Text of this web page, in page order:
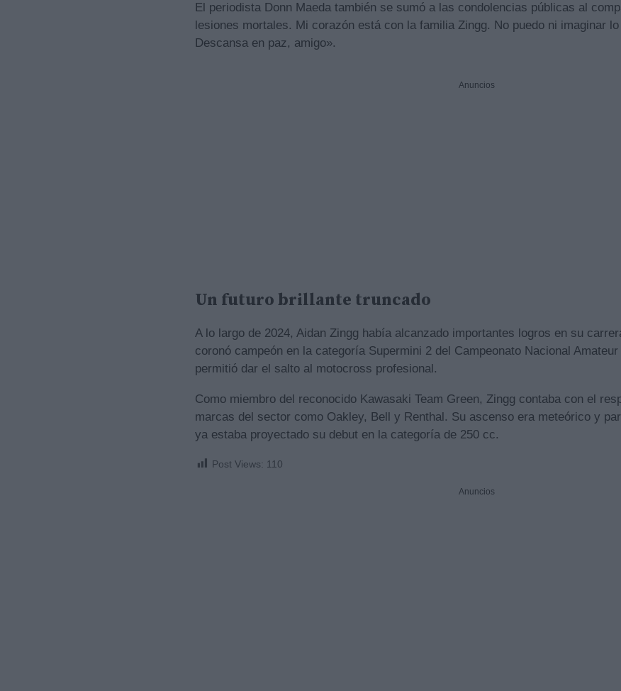
El periodista Donn Maeda también se sumó a las condolencias públicas al
lesiones mortales. Mi corazón está con la familia Zingg. No puedo ni imaginar
Descansa en paz, amigo».
Anuncios
Un futuro brillante truncado
A lo largo de 2024, Aidan Zingg había alcanzado importantes logros en su
coronó campeón en la categoría Supermini 2 del Campeonato Nacional
permitió dar el salto al motocross profesional.
Como miembro del reconocido Kawasaki Team Green, Zingg contaba con el
marcas del sector como Oakley, Bell y Renthal. Su ascenso era meteórico y
ya estaba proyectado su debut en la categoría de 250 cc.
Post Views: 110
Anuncios